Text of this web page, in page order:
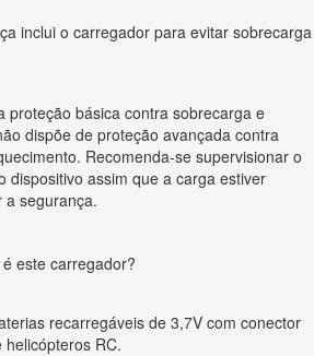
inclui o carregador para evitar sobrecarga
proteção básica contra sobrecarga e
dispõe de proteção avançada contra
Recomenda-se supervisionar o
dispositivo assim que a carga estiver
a segurança.
este carregador?
recarregáveis de 3,7V com conector
RC.